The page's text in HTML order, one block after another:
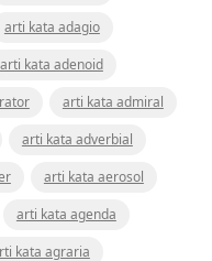
arti kata adagio
arti kata adenoid
arti kata admiral
arti kata adverbial
arti kata aerosol
arti kata agenda
kata agraria